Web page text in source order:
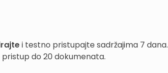
i testno pristupajte sadržajima 7 dana.
do 20 dokumenata.